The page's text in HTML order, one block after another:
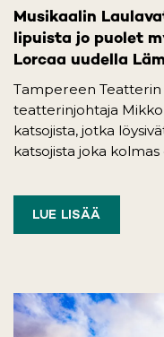
Musikaalin
lipuista jo puolet
Lorcaa uudella
Tampereen
teatterinjohtaja
katsojista, jotka
katsojista joka kolmas
LUE LISÄÄ